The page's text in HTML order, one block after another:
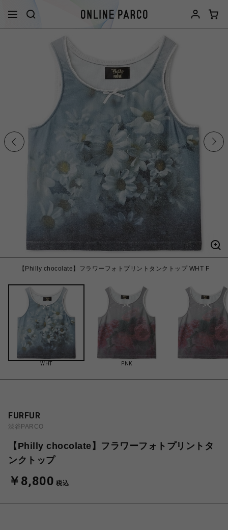
【Philly chocolate】フラワーフォトプリントタンクトップ WHT F
WHT PNK
FURFUR
渋谷PARCO
【Philly chocolate】フラワーフォトプリントタ
ンクトップ
￥8,800 税込